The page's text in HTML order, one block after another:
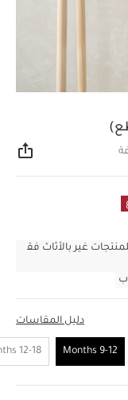
التي تزيد عن 31 د.ب (للمنتجات غير بالأثاث فق
دليل المقاسات
9-12 Months
12-18 Months